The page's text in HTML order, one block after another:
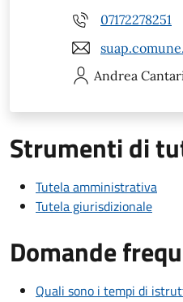
07172278251
Andrea
Strumenti di
Tutela amministrativa
Tutela giurisdizionale
Domande
Quali sono i tempi di